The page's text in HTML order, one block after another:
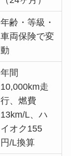
年齢・等級・
車両保険で変
動
年間
10,000km走
行、燃費
13km/L、ハ
イオク155
円/L換算